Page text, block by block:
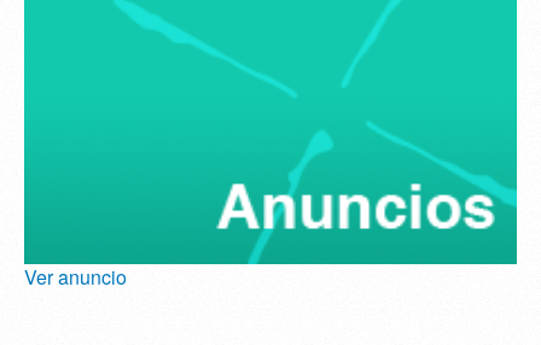
Ver anuncio